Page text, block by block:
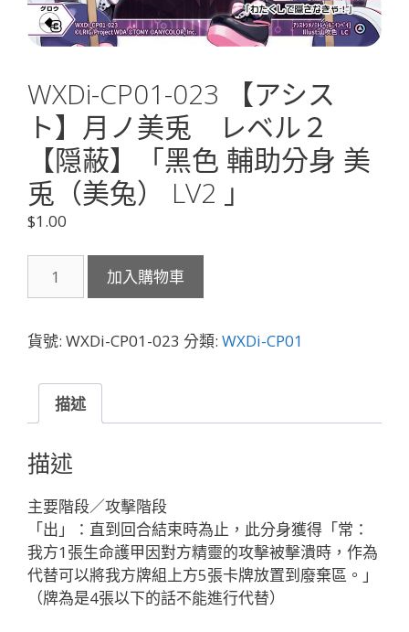
WXDi-CP01-023 【アシス
ト】月ノ美兎 レベル２
【隠蔽】「黑色 輔助分身 美
兎（美兔） LV2 」
$1.00
CP01-
【ア
ス
ト】
月
ノ
美
兎
レ
ベ
ル
２
【隠
加入購物車
貨號: WXDi-CP01-023 分類: WXDi-CP01
描述
描述
主要階段／攻擊階段
「出」：直到回合結束時為止，此分身獲得「常：
我方1張生命護甲因對方精靈的攻擊被擊潰時，作為
代替可以將我方牌組上方5張卡牌放置到廢棄區。」
（牌為是4張以下的話不能進行代替）